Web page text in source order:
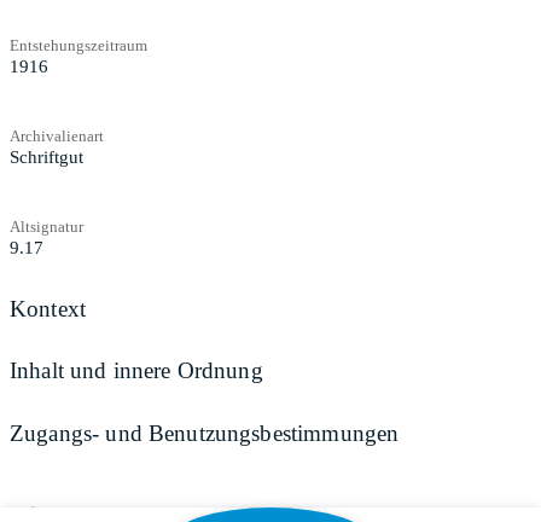
Entstehungszeitraum
1916
Archivalienart
Schriftgut
Altsignatur
9.17
Kontext
Inhalt und innere Ordnung
Zugangs- und Benutzungsbestimmungen
Teilen